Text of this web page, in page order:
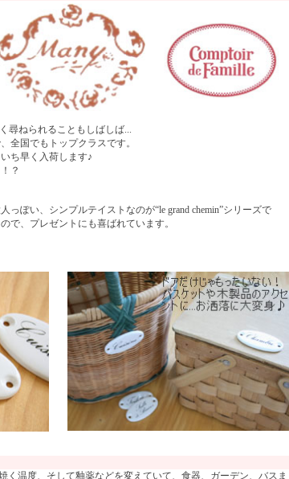
尋ねられることもしばしば...
全国でもトップクラスです。
ち早く入荷します♪
？
っぽい、シンプルテイストなのが“le grand chemin”シリーズで
で、プレゼントにも喜ばれています。
く温度、そして釉薬などを変えていて、食器、ガーデン、バスま